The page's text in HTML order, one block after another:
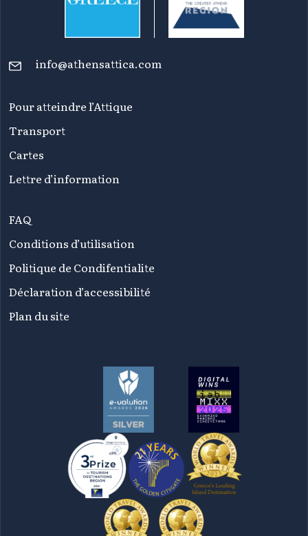
info@athensattica.com
Pour atteindre l’Attique
Transport
Cartes
Lettre d’information
FAQ
Conditions d’utilisation
Politique de Condifentialite
Déclaration d’accessibilité
Plan du site